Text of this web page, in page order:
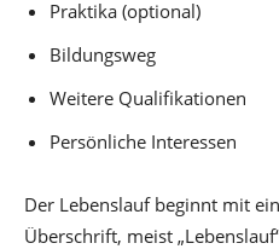
Praktika (optional)
Bildungsweg
Weitere Qualifikationen
Persönliche Interessen
Der Lebenslauf beginnt mit
Überschrift, meist